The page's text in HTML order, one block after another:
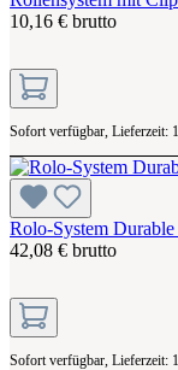
10,16 € brutto
Sofort verfügbar, Lieferzeit:
Rolo-System
42,08 € brutto
Sofort verfügbar, Lieferzeit: